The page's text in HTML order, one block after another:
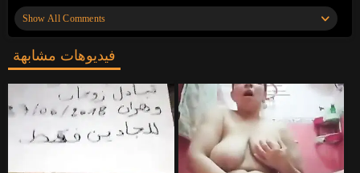
موقعًا أن آلاف الفتيات العازبات ينتظرن ممارسة الجنس.
انظروا إليهم»
MakaTakyn
«
«
وقف قبالة النطر. أعرف
موقعًا أن آلاف الفتيات العازبات ينتظرن ممارسة الجنس.
انظروا إليهم»»
Show All Comments
فيديوهات مشابهة